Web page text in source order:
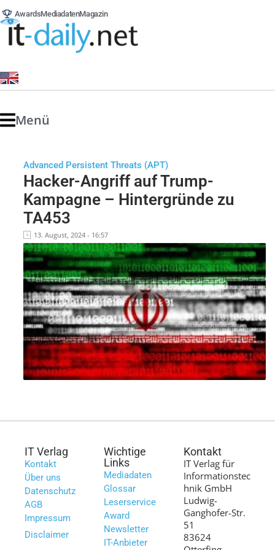
AwardsMediadatenMagazin
Menü
Advanced Persistent Threats (APT)
Hacker-Angriff auf Trump-
Kampagne – Hintergründe zu
TA453
13. August, 2024 - 16:57
IT Verlag
Kontakt
Über uns
Datenschutz
AGB
Impressum
Disclaimer
Wichtige
Links
Mediadaten
Glossar
Leserservice
Award
Newsletter
IT-Anbieter
Kontakt
IT Verlag für
Informationstec
hnik GmbH
Ludwig-
Ganghofer-Str.
51
83624